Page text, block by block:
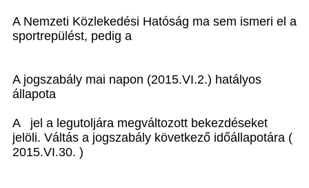
A Nemzeti Közlekedési Hatóság ma sem ismeri el a
sportrepülést, pedig a
A jogszabály mai napon (2015.VI.2.) hatályos
állapota
A jel a legutoljára megváltozott bekezdéseket
jelöli. Váltás a jogszabály következő időállapotára (
2015.VI.30. )